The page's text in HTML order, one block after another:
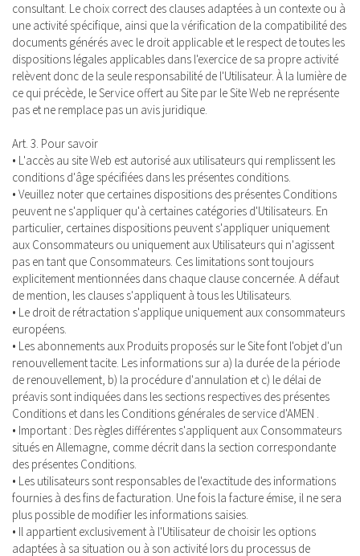
consultant. Le choix correct des clauses adaptées à un contexte ou à
une activité spécifique, ainsi que la vérification de la compatibilité des
documents générés avec le droit applicable et le respect de toutes les
dispositions légales applicables dans l'exercice de sa propre activité
relèvent donc de la seule responsabilité de l'Utilisateur. À la lumière de
ce qui précède, le Service offert au Site par le Site Web ne représente
pas et ne remplace pas un avis juridique.
Art. 3. Pour savoir
• L'accès au site Web est autorisé aux utilisateurs qui remplissent les
conditions d'âge spécifiées dans les présentes conditions.
• Veuillez noter que certaines dispositions des présentes Conditions
peuvent ne s'appliquer qu'à certaines catégories d'Utilisateurs. En
particulier, certaines dispositions peuvent s'appliquer uniquement
aux Consommateurs ou uniquement aux Utilisateurs qui n'agissent
pas en tant que Consommateurs. Ces limitations sont toujours
explicitement mentionnées dans chaque clause concernée. A défaut
de mention, les clauses s'appliquent à tous les Utilisateurs.
• Le droit de rétractation s'applique uniquement aux consommateurs
européens.
• Les abonnements aux Produits proposés sur le Site font l'objet d'un
renouvellement tacite. Les informations sur a) la durée de la période
de renouvellement, b) la procédure d'annulation et c) le délai de
préavis sont indiquées dans les sections respectives des présentes
Conditions et dans les Conditions générales de service d'AMEN .
• Important : Des règles différentes s'appliquent aux Consommateurs
situés en Allemagne, comme décrit dans la section correspondante
des présentes Conditions.
• Les utilisateurs sont responsables de l'exactitude des informations
fournies à des fins de facturation. Une fois la facture émise, il ne sera
plus possible de modifier les informations saisies.
• Il appartient exclusivement à l'Utilisateur de choisir les options
adaptées à sa situation ou à son activité lors du processus de